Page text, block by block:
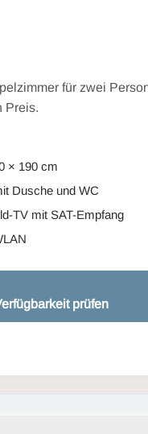
für zwei
Preis.
× 190 cm
Dusche und WC
TV mit SAT-Empfang
prüfen